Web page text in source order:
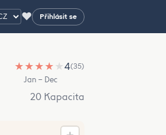
♥ Přihlásit se
★ ★ ★ ★ ★4(35)
Jan – Dec
20 Kapacita